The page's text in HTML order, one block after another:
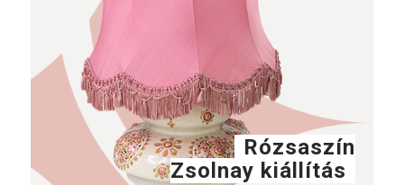
Rózsaszín
Zsolnay kiállítás